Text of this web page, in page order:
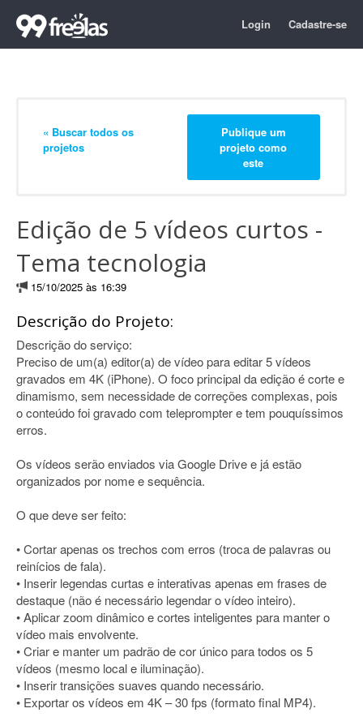
Login Cadastre-se
« Buscar todos os
projetos
Publique um
projeto como
este
Edição de 5 vídeos curtos -
Tema tecnologia
15/10/2025 às 16:39
Descrição do Projeto:
Descrição do serviço:
Preciso de um(a) editor(a) de vídeo para editar 5 vídeos
gravados em 4K (iPhone). O foco principal da edição é corte e
dinamismo, sem necessidade de correções complexas, pois
o conteúdo foi gravado com teleprompter e tem pouquíssimos
erros.
Os vídeos serão enviados via Google Drive e já estão
organizados por nome e sequência.
O que deve ser feito:
• Cortar apenas os trechos com erros (troca de palavras ou
reinícios de fala).
• Inserir legendas curtas e interativas apenas em frases de
destaque (não é necessário legendar o vídeo inteiro).
• Aplicar zoom dinâmico e cortes inteligentes para manter o
vídeo mais envolvente.
• Criar e manter um padrão de cor único para todos os 5
vídeos (mesmo local e iluminação).
• Inserir transições suaves quando necessário.
• Exportar os vídeos em 4K – 30 fps (formato final MP4).